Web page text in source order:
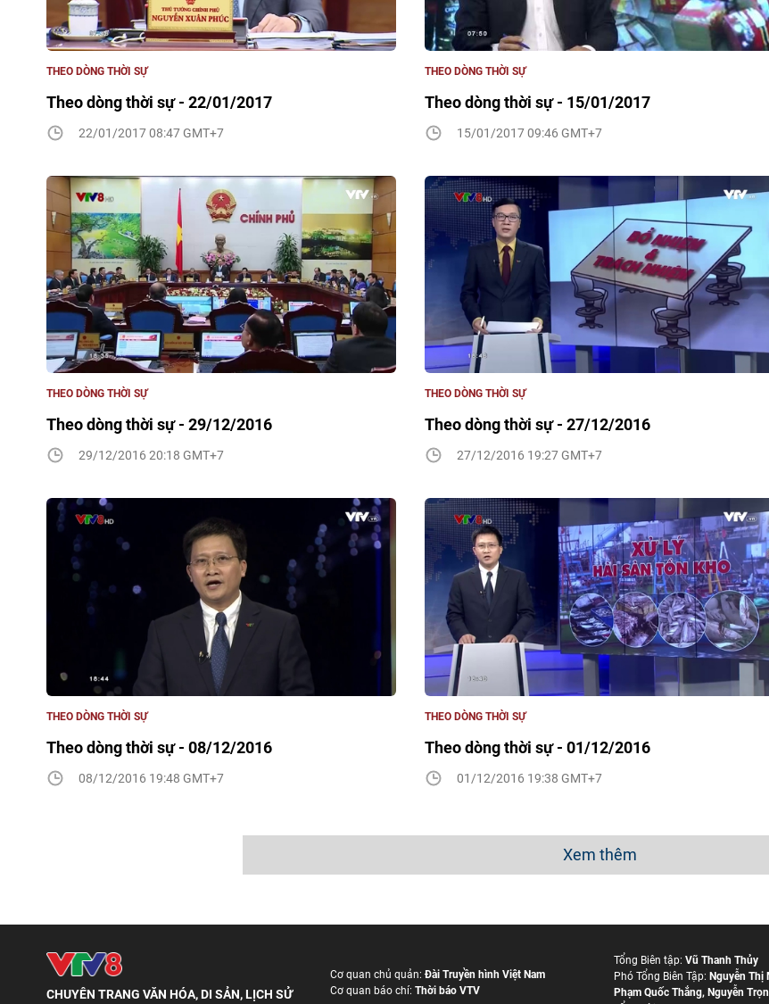
Theo dòng thời sự - 22/01/2017
THEO DÒNG THỜI SỰ
22/01/2017 08:47 GMT+7
Theo dòng thời sự - 15/01/2017
THEO DÒNG THỜI SỰ
15/01/2017 09:46 GMT+7
Theo dòng thời sự - 29/12/2016
THEO DÒNG THỜI SỰ
29/12/2016 20:18 GMT+7
Theo dòng thời sự - 27/12/2016
THEO DÒNG THỜI SỰ
27/12/2016 19:27 GMT+7
Theo dòng thời sự - 08/12/2016
THEO DÒNG THỜI SỰ
08/12/2016 19:48 GMT+7
Theo dòng thời sự - 01/12/2016
THEO DÒNG THỜI SỰ
01/12/2016 19:38 GMT+7
Xem thêm
CHUYÊN TRANG VĂN HÓA, DI SẢN, LỊCH SỬ
Cơ quan chủ quản:Đài Truyền hình Việt Nam
Cơ quan báo chí: Thời báo VTV
Tổng Biên tập: Vũ Thanh Thủy
Phó Tổng Biên Tập: Nguyễn Thị
Phạm Quốc Thắng, Nguyễn